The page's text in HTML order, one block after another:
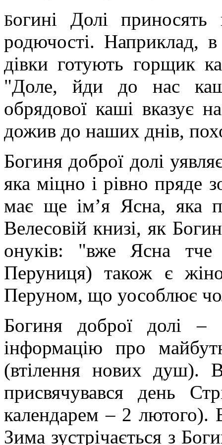
Богині Долі
родючості. Наприклад,
дівки готують горщик
"Доле, йди до нас
обрядової каші вказує
дожив до наших днів,
Богиня доброї долі
яка міцно і рівно пряде
має ще ім’я Ясна, яка
Велесовій книзі, як
онуків: "вже Ясна
Перуниця) також є
Перуном, що уособлює
Богиня доброї долі –
інформацію про
(втілення нових душ).
присвячувався день
календарем – 2 лютого).
Зима зустрічається з